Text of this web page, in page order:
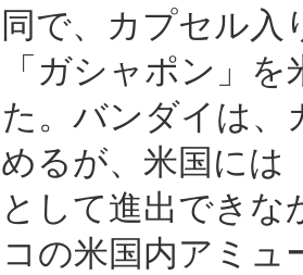
で、カプセル入
ガシャポン」を
。バンダイは
るが、米国には
して進出できな
の米国内アミュ